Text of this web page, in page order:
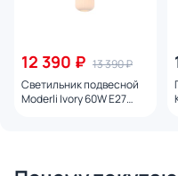
12 390 ₽ 13 390 ₽
Светильник подвесной
Moderli Ivory 60W E27